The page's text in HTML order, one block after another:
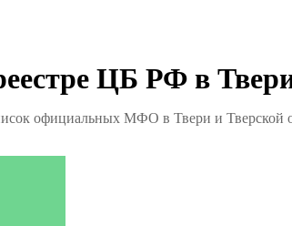
ЦБ РФ в
официальных МФО в Твери и Тверской